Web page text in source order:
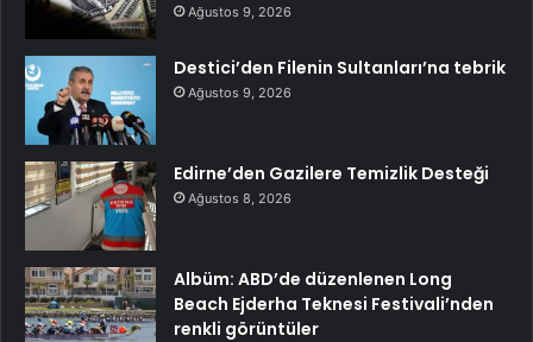
Ağustos 9, 2026
Destici’den Filenin Sultanları’na tebrik
Ağustos 9, 2026
Edirne’den Gazilere Temizlik Desteği
Ağustos 8, 2026
Albüm: ABD’de düzenlenen Long
Beach Ejderha Teknesi Festivali’nden
renkli görüntüler